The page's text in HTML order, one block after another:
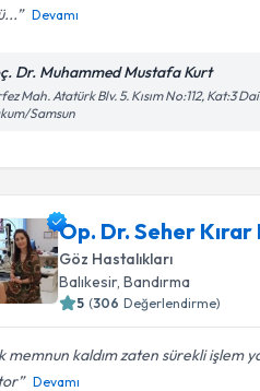
Devamı
Dr. Muhammed Mustafa Kurt
Mah. Atatürk Blv. 5. Kısım No:112, Kat:3
Samsun
Op. Dr. Seher
Göz Hastalıkları
Balıkesir, Bandırma
5 (306 Değerlendirme)
memnun kaldım zaten sürekli işlem
Devamı